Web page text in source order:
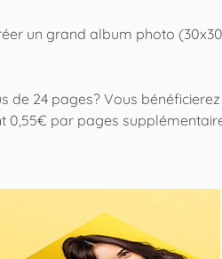
un grand album photo
de 24 pages? Vous bénéficierez
0,55€ par pages